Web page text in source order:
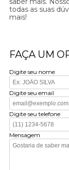
todas as suas
mais!
FAÇA UM
Digite seu nome
Digite seu email
Digite seu telefone
Mensagem